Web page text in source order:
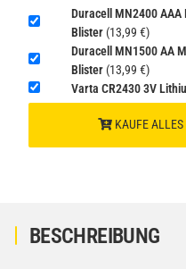
22,95 €
inkl. 19% USt. zzgl.
(Gefahrgut UN3480
gem. SV188 ADR)
Verbatim
Duracell MN2400
Blister (13,99 €)
Duracell MN1500 AA
Blister (13,99 €)
Varta CR2430 3V
KAUFE ALLES
BESCHREIBUNG